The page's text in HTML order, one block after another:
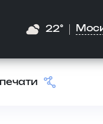
22°